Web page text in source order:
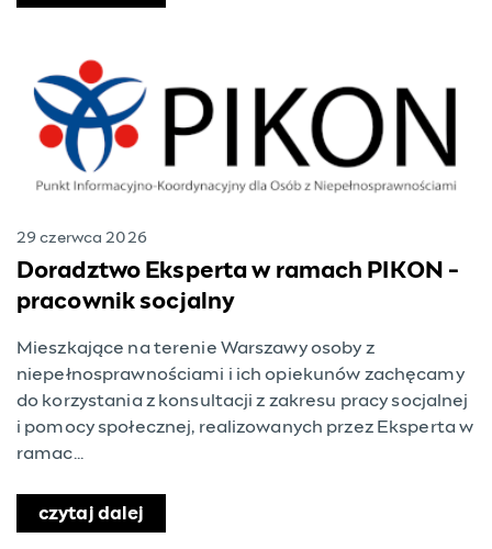
29 czerwca 2026
Doradztwo Eksperta w ramach PIKON -
pracownik socjalny
Mieszkające na terenie Warszawy osoby z
niepełnosprawnościami i ich opiekunów zachęcamy
do korzystania z konsultacji z zakresu pracy socjalnej
i pomocy społecznej, realizowanych przez Eksperta w
ramac...
czytaj dalej